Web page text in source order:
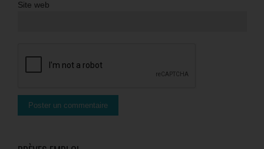
Site web